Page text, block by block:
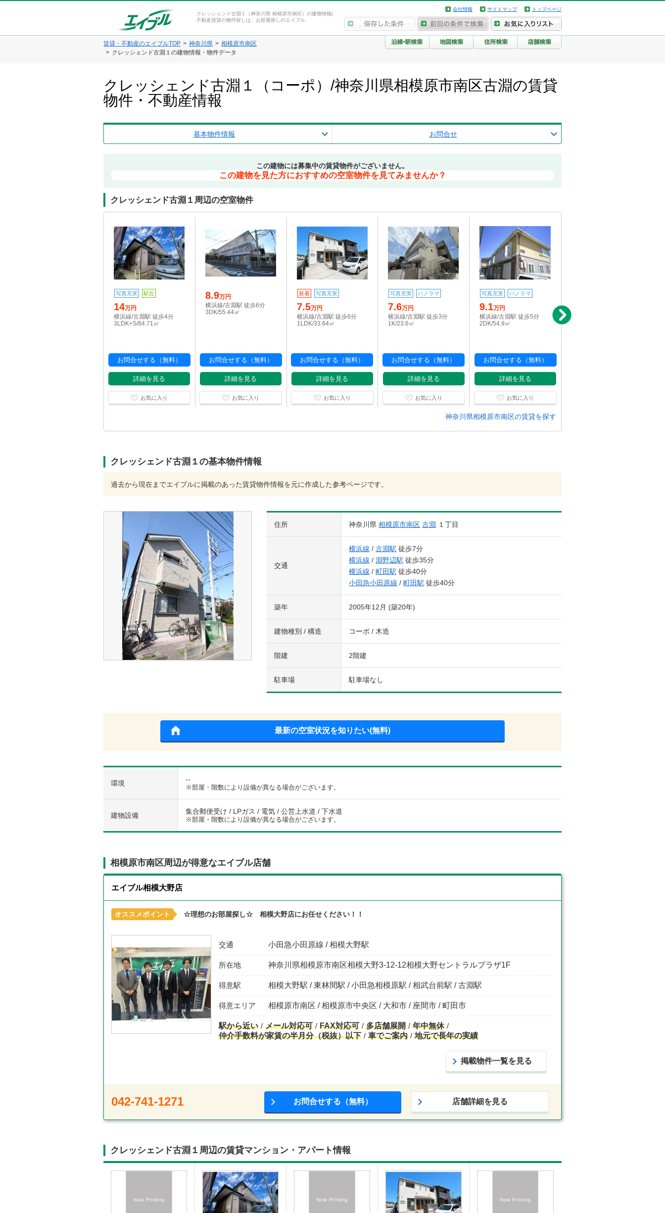
クレッシェンド古淵１（神奈川県 相模原市南区）の建物情報|
不動産賃貸の物件探しは、お部屋探しのエイブル
会社情報 サイトマップ トップページ
賃貸・不動産のエイブルTOP 神奈川県
相模原市南区
クレッシェンド古淵１の建物情報・物件データ
クレッシェンド古淵１（コーポ）/神奈川県相模原市南区古淵の賃貸
物件・不動産情報
基本物件情報 お問合せ
この建物には募集中の賃貸物件がございません。
この建物を見た方におすすめの空室物件を見てみませんか？
クレッシェンド古淵１周辺の空室物件
写真充実 駅近
14万円
横浜線/古淵駅 徒歩4分
3LDK+S/84.71㎡
お問合せする（無料）
詳細を見る
お気に入り
8.9万円
横浜線/古淵駅 徒歩6分
3DK/55.44㎡
お問合せする（無料）
詳細を見る
お気に入り
新着 写真充実
7.5万円
横浜線/古淵駅 徒歩6分
1LDK/33.64㎡
お問合せする（無料）
詳細を見る
お気に入り
写真充実 パノラマ
7.6万円
横浜線/古淵駅 徒歩3分
1K/23.6㎡
お問合せする（無料）
詳細を見る
お気に入り
写真充実 パノラマ
9.1万円
横浜線/古淵駅 徒歩5分
2DK/54.9㎡
お問合せする（無料）
詳細を見る
お気に入り
横浜線/古淵駅 徒歩5分
神奈川県相模原市南区の賃貸を探す
クレッシェンド古淵１の基本物件情報
過去から現在までエイブルに掲載のあった賃貸物件情報を元に作成した参考ページです。
住所 神奈川県 相模原市南区 古淵 １丁目
交通
横浜線 / 古淵駅 徒歩7分
横浜線 / 淵野辺駅 徒歩35分
横浜線 / 町田駅 徒歩40分
小田急小田原線 / 町田駅 徒歩40分
築年 2005年12月 (築20年)
建物種別 / 構造 コーポ / 木造
階建 2階建
駐車場 駐車場なし
最新の空室状況を知りたい(無料)
環境 --
※部屋・階数により設備が異なる場合がございます。
建物設備 集合郵便受け / LPガス / 電気 / 公営上水道 / 下水道
※部屋・階数により設備が異なる場合がございます。
相模原市南区周辺が得意なエイブル店舗
エイブル相模大野店
オススメポイント ☆理想のお部屋探し☆ 相模大野店にお任せください！！
交通 小田急小田原線 / 相模大野駅
所在地 神奈川県相模原市南区相模大野3-12-12相模大野セントラルプラザ1F
得意駅 相模大野駅 / 東林間駅 / 小田急相模原駅 / 相武台前駅 / 古淵駅
得意エリア 相模原市南区 / 相模原市中央区 / 大和市 / 座間市 / 町田市
駅から近い メール対応可 FAX対応可 多店舗展開
年中無休
仲介手数料が家賃の半月分（税抜）以下
車でご案内 地元で長年の実績
掲載物件一覧を見る
042-741-1271 お問合せする（無料） 店舗詳細を見る
クレッシェンド古淵１周辺の賃貸マンション・アパート情報